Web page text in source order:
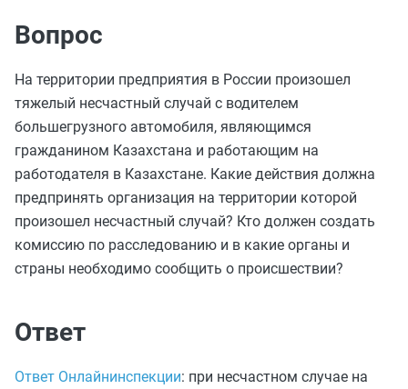
Вопрос
На территории предприятия в России произошел
тяжелый несчастный случай с водителем
большегрузного автомобиля, являющимся
гражданином Казахстана и работающим на
работодателя в Казахстане. Какие действия должна
предпринять организация на территории которой
произошел несчастный случай? Кто должен создать
комиссию по расследованию и в какие органы и
страны необходимо сообщить о происшествии?
Ответ
Ответ Онлайнинспекции: при несчастном случае на